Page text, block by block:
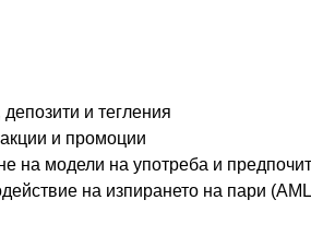
и тегления
и промоции
на модели на употреба и
на изпирането на пари